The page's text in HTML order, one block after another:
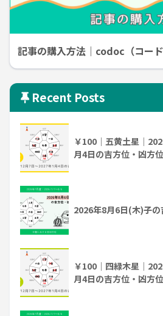
記事の購入方法｜codoc（コー
Recent Posts
￥100｜五黄土星｜
月4日の吉方位・凶方位
2026年8月6日(木)子
￥100｜四緑木星｜
月4日の吉方位・凶方位